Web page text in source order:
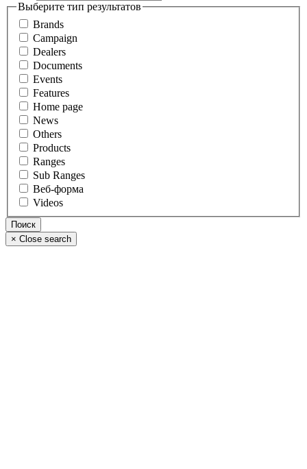
Выберите тип результатов
Brands
Campaign
Dealers
Documents
Events
Features
Home page
News
Others
Products
Ranges
Sub Ranges
Веб-форма
Videos
× Close search